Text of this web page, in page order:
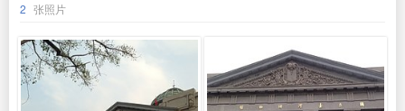
2 张照片